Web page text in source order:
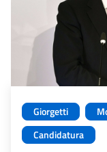
Giorgetti
Candidatura